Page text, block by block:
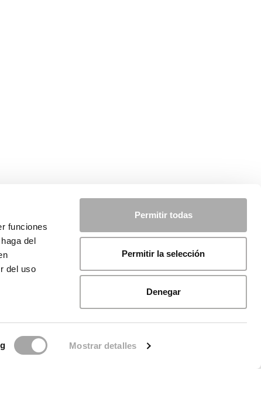
funciones
del
del uso
Mostrar detalles
Permitir todas
Permitir la selección
Denegar